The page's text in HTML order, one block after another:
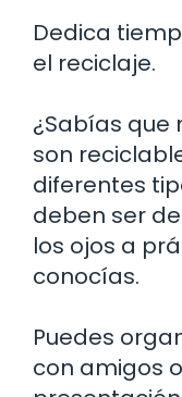
Dedica
el reciclaje.
¿Sabías que
son
diferentes
deben ser
los ojos a
conocías.
Puedes
con amigos